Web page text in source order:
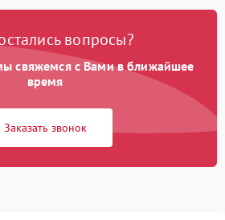
вопросы?
свяжемся с Вами в ближайшее
время
Заказать звонок